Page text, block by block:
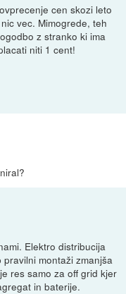
cen skozi leto
vec. Mimogrede, teh
z stranko ki ima
niti 1 cent!
Elektro distribucija
montaži zmanjša
res samo za off grid kjer
in baterije.